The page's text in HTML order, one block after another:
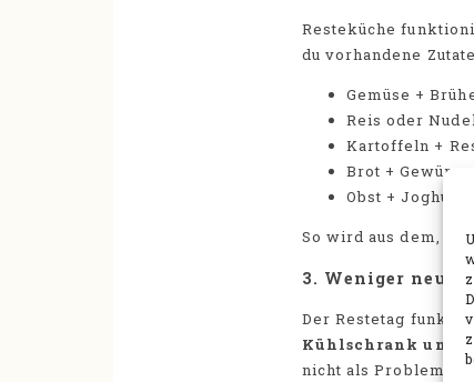
Resteküche
du vorhandene
Gemüse +
Reis oder
Kartoffeln +
Brot +
Obst + Joghurt
So wird aus dem,
3. Weniger neu
Der Restetag
Kühlschrank und
nicht als Problem.